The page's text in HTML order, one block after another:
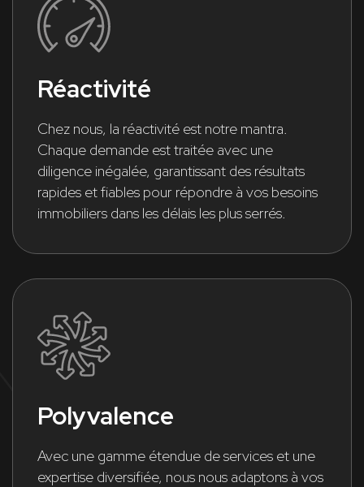
Réactivité
Chez nous, la réactivité est notre mantra.
Chaque demande est traitée avec une
diligence inégalée, garantissant des résultats
rapides et fiables pour répondre à vos besoins
immobiliers dans les délais les plus serrés.
Polyvalence
Avec une gamme étendue de services et une
expertise diversifiée, nous nous adaptons à vos